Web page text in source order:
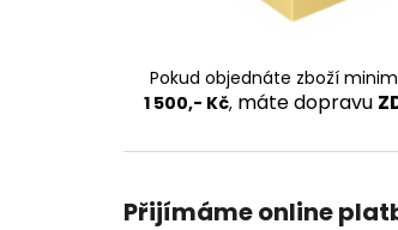
Pokud objednáte zboží
1 500,- Kč,máte dopravu
Přijímáme online